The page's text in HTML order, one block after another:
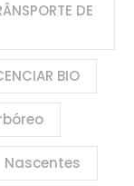
DE
BIO
Nascentes